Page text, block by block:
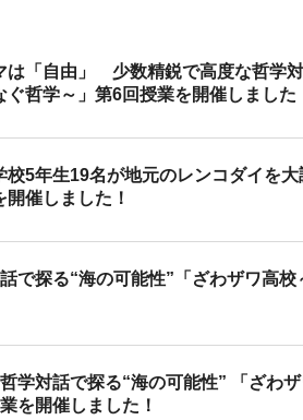
は「自由」 少数精鋭で高度な哲学
ぐ哲学～」第6回授業を開催しました
校5年生19名が地元のレンコダイを
催しました！
で探る“海の可能性”「ざわザワ高校
学対話で探る“海の可能性” 「ざわ
を開催しました！